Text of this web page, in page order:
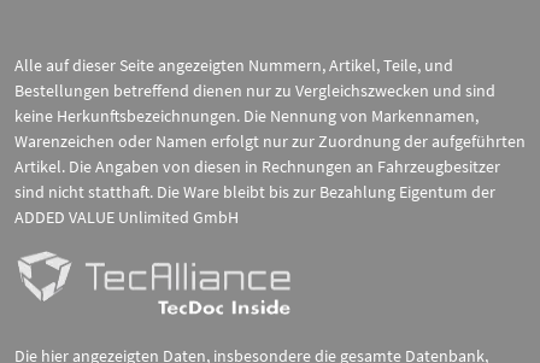
Alle auf dieser Seite angezeigten Nummern, Artikel, Teile, und
Bestellungen betreffend dienen nur zu Vergleichszwecken und sind
keine Herkunftsbezeichnungen. Die Nennung von Markennamen,
Warenzeichen oder Namen erfolgt nur zur Zuordnung der aufgeführten
Artikel. Die Angaben von diesen in Rechnungen an Fahrzeugbesitzer
sind nicht statthaft. Die Ware bleibt bis zur Bezahlung Eigentum der
ADDED VALUE Unlimited GmbH
Die hier angezeigten Daten, insbesondere die gesamte Datenbank,